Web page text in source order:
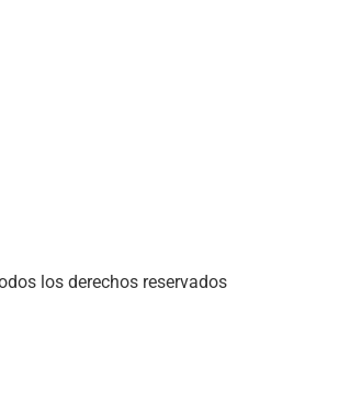
los derechos reservados